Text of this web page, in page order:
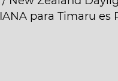
para Timaru es